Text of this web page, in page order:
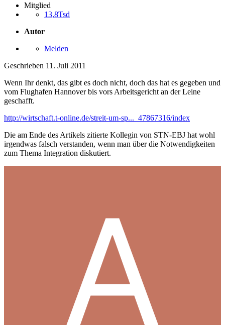
Mitglied
13,8Tsd
Autor
Melden
Geschrieben 11. Juli 2011
Wenn Ihr denkt, das gibt es doch nicht, doch das hat es gegeben und
vom Flughafen Hannover bis vors Arbeitsgericht an der Leine
geschafft.
http://wirtschaft.t-online.de/streit-um-sp..._47867316/index
Die am Ende des Artikels zitierte Kollegin von STN-EBJ hat wohl
irgendwas falsch verstanden, wenn man über die Notwendigkeiten
zum Thema Integration diskutiert.